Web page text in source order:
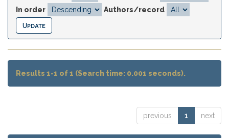
In order
Authors/record
Results 1-1 of 1 (Search time: 0.001 seconds).
previous 1 next